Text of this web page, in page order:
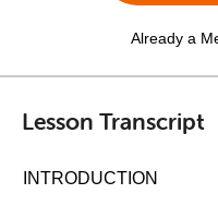
Already a
Lesson Transcript
INTRODUCTION